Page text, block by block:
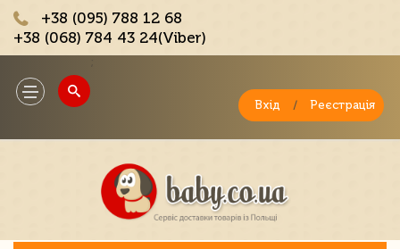
+38 (095) 788 12 68
+38 (068) 784 43 24(Viber)
Toggle
navigation
Вхід / Реєстрація